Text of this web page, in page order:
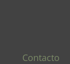
Contacto